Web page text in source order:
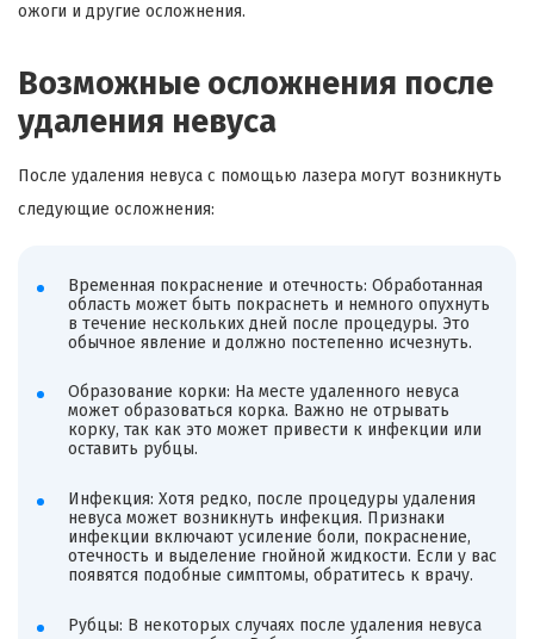
ожоги и другие осложнения.
Возможные осложнения после
удаления невуса
После удаления невуса с помощью лазера могут возникнуть
следующие осложнения:
Временная покраснение и отечность: Обработанная
область может быть покраснеть и немного опухнуть
в течение нескольких дней после процедуры. Это
обычное явление и должно постепенно исчезнуть.
Образование корки: На месте удаленного невуса
может образоваться корка. Важно не отрывать
корку, так как это может привести к инфекции или
оставить рубцы.
Инфекция: Хотя редко, после процедуры удаления
невуса может возникнуть инфекция. Признаки
инфекции включают усиление боли, покраснение,
отечность и выделение гнойной жидкости. Если у вас
появятся подобные симптомы, обратитесь к врачу.
Рубцы: В некоторых случаях после удаления невуса